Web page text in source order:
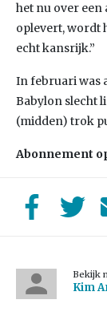
het nu over een
oplevert, wordt
echt kansrijk.”
In februari was
Babylon slecht
(midden) trok
Abonnement
Bekijk
Kim